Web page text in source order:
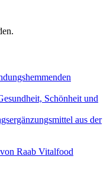
Schönheit und
aus der
Raab Vitalfood